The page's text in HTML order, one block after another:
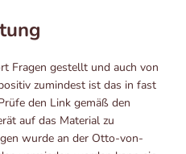
Fragen gestellt und auch von
zumindest ist das in fast
den Link gemäß den
auf das Material zu
wurde an der Otto-von-